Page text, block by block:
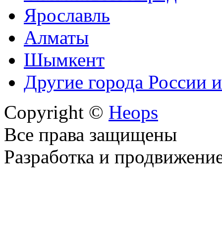
Ярославль
Алматы
Шымкент
Другие города России
Copyright © Heops
Все права защищены
Разработка и